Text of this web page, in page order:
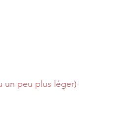
un peu plus léger)